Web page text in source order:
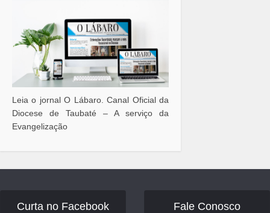
Leia o jornal O Lábaro. Canal Oficial da
Diocese de Taubaté – A serviço da
Evangelização
Curta no Facebook Fale Conosco